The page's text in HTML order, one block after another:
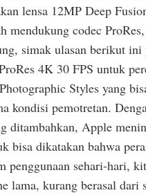
lensa 12MP Deep
mendukung codec
simak ulasan berikut
4K 30 FPS untuk
Styles yang
kondisi pemotretan.
ditambahkan, Apple
bisa dikatakan bahwa
penggunaan sehari-hari,
lama, kurang berasal dari